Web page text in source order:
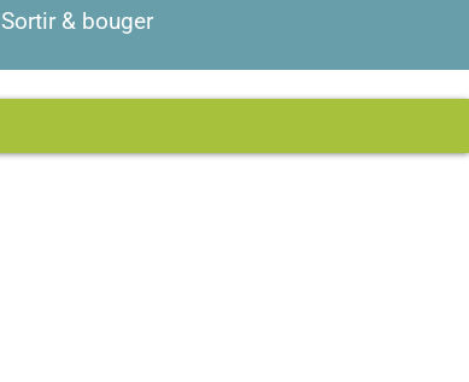
Sortir & bouger